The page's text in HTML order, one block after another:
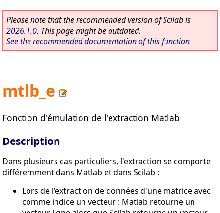
Please note that the recommended version of Scilab is
2026.1.0. This page might be outdated.
See the recommended documentation of this function
mtlb_e
Fonction d'émulation de l'extraction Matlab
Description
Dans plusieurs cas particuliers, l'extraction se comporte
différemment dans Matlab et dans Scilab :
Lors de l'extraction de données d'une matrice avec
comme indice un vecteur : Matlab retourne un